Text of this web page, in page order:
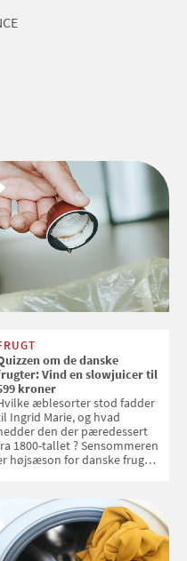
om de danske
Vind en slowjuicer til
kroner
æblesorter stod fadder
Ingrid Marie, og hvad
den der pæredessert
1800-tallet ? Sensommeren
højsæson for danske fruger,
favoritter. Det fejrer Samvirke
med en quiz om alt det danske
vi elsker. Konkurrencen
slutter fredag d. 18. september